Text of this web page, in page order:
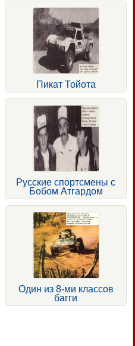
Пикат Тойота
Русские спортсмены с
Бобом Атгардом
Один из 8-ми классов
багги